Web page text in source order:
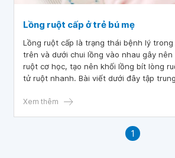
Lồng ruột cấp ở trẻ bú mẹ
Lồng ruột cấp là trạng thái bệnh lý
trên và dưới chui lồng vào nhau gây
ruột cơ học, tạo nên khối lồng bít lòng
tử ruột nhanh. Bài viết dưới đây tập
Xem thêm
1